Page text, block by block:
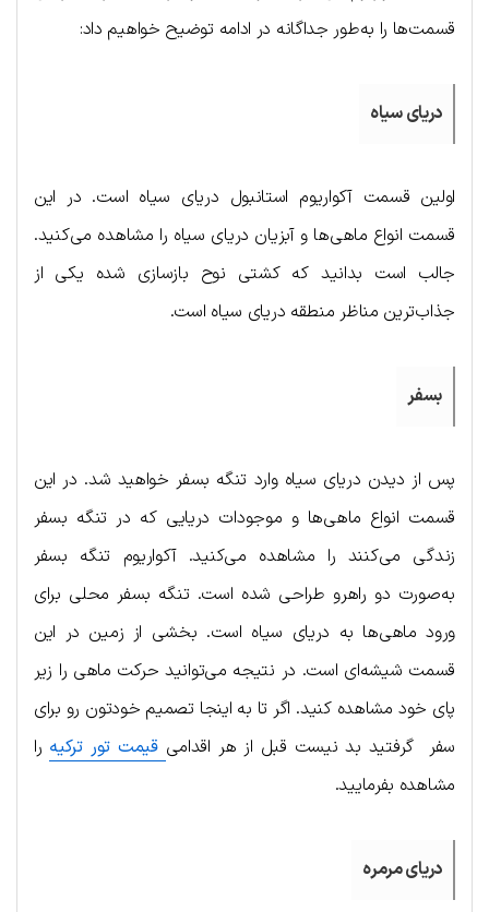
قسمت‌ها را به‌طور جداگانه در ادامه توضیح خواهیم داد:
دریای سیاه
اولین قسمت آکواریوم استانبول دریای سیاه است. در این
قسمت انواع ماهی‌ها و آبزیان دریای سیاه را مشاهده می‌کنید.
جالب است بدانید که کشتی نوح بازسازی شده یکی از
جذاب‌ترین مناظر منطقه دریای سیاه است.
بسفر
پس از دیدن دریای سیاه وارد تنگه بسفر خواهید شد. در این
قسمت انواع ماهی‌ها و موجودات دریایی که در تنگه بسفر
زندگی می‌کنند را مشاهده می‌کنید. آکواریوم تنگه بسفر
به‌صورت دو راهرو طراحی شده است. تنگه بسفر محلی برای
ورود ماهی‌ها به دریای سیاه است. بخشی از زمین در این
قسمت شیشه‌ای است. در نتیجه می‌توانید حرکت ماهی را زیر
پای خود مشاهده کنید. اگر تا به اینجا تصمیم خودتون رو برای
سفر گرفتید بد نیست قبل از هر اقدامی قیمت تور ترکیه را
مشاهده بفرمایید.
دریای مرمره